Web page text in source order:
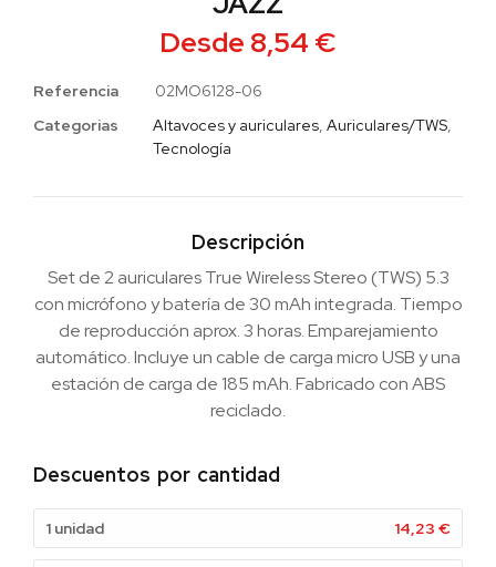
Desde 8,54 €
Referencia
02MO6128-06
Categorias
Altavoces y auriculares, Auriculares/TWS,
Tecnología
Descripción
Set de 2 auriculares True Wireless Stereo (TWS) 5.3
con micrófono y batería de 30 mAh integrada. Tiempo
de reproducción aprox. 3 horas. Emparejamiento
automático. Incluye un cable de carga micro USB y una
estación de carga de 185 mAh. Fabricado con ABS
reciclado.
Descuentos por cantidad
1 unidad 14,23 €